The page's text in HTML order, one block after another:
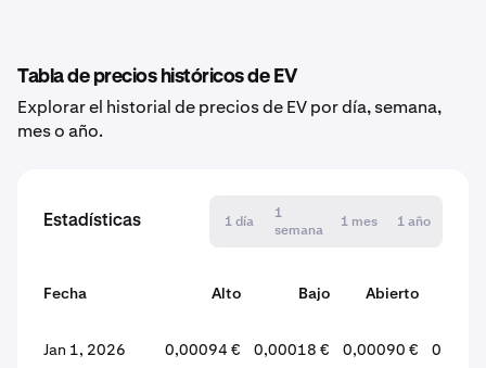
Tabla de precios históricos de EV
Explorar el historial de precios de EV por día, semana,
mes o año.
Estadísticas 1 día
1
semana
1 mes 1 año
Fecha Alto Bajo Abierto
Jan 1, 2026 0,00094 € 0,00018 € 0,00090 €